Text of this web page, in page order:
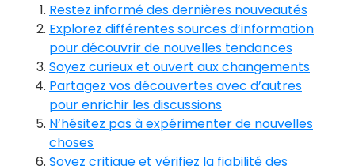
Restez informé des dernières nouveautés
Explorez différentes sources d’information
pour découvrir de nouvelles tendances
Soyez curieux et ouvert aux changements
Partagez vos découvertes avec d’autres
pour enrichir les discussions
N’hésitez pas à expérimenter de nouvelles
choses
Soyez critique et vérifiez la fiabilité des